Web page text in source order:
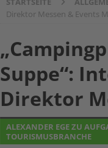
Direktor Messen & Events
Suppe“:
Direktor
ALEXANDER EGE ZU
TOURISMUSBRANCHE